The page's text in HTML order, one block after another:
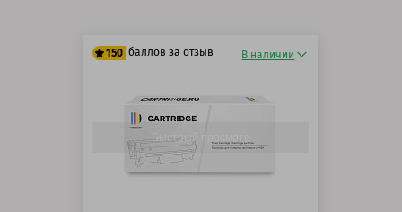
150 баллов за отзыв
125 баллов
150 баллов
В наличии
Быстрый просмотр